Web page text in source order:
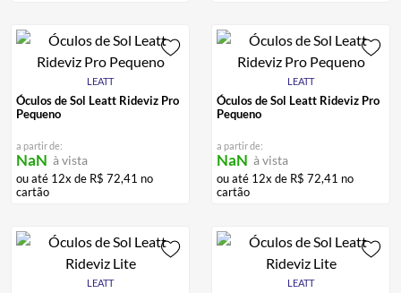
LEATT
Óculos de Sol Leatt Rideviz Pro
Pequeno
a partir de:
NaN à vista
ou até 12x de R$ 72,41 no
cartão
LEATT
Óculos de Sol Leatt Rideviz Pro
Pequeno
a partir de:
NaN à vista
ou até 12x de R$ 72,41 no
cartão
LEATT LEATT